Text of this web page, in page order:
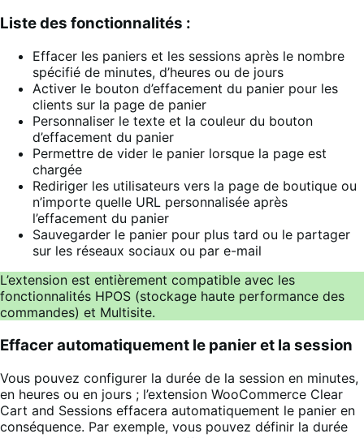
Liste des fonctionnalités :
Effacer les paniers et les sessions après le nombre
spécifié de minutes, d’heures ou de jours
Activer le bouton d’effacement du panier pour les
clients sur la page de panier
Personnaliser le texte et la couleur du bouton
d’effacement du panier
Permettre de vider le panier lorsque la page est
chargée
Rediriger les utilisateurs vers la page de boutique ou
n’importe quelle URL personnalisée après
l’effacement du panier
Sauvegarder le panier pour plus tard ou le partager
sur les réseaux sociaux ou par e-mail
L’extension est entièrement compatible avec les
fonctionnalités HPOS (stockage haute performance des
commandes) et Multisite.
Effacer automatiquement le panier et la session
Vous pouvez configurer la durée de la session en minutes,
en heures ou en jours ; l’extension WooCommerce Clear
Cart and Sessions effacera automatiquement le panier en
conséquence. Par exemple, vous pouvez définir la durée